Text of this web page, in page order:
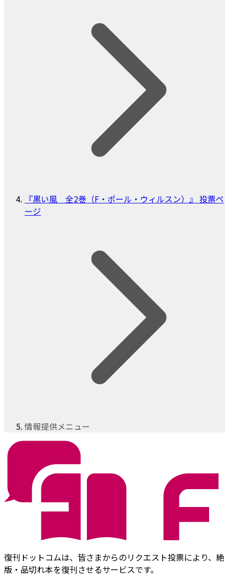
『黒い風 全2巻（F・ポール・ウィルスン）』 投票ペ
ージ
情報提供メニュー
復刊ドットコムは、皆さまからのリクエスト投票により、絶
版・品切れ本を復刊させるサービスです。